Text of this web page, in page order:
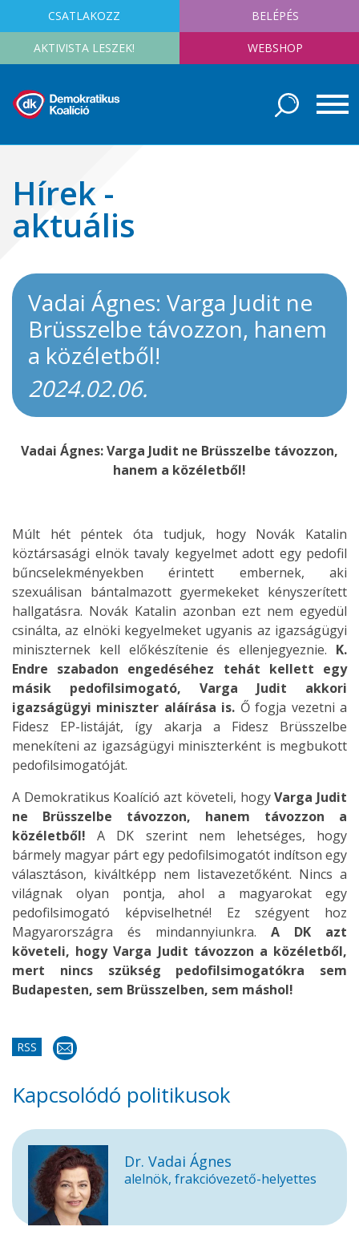
CSATLAKOZZ BELÉPÉS
AKTIVISTA LESZEK! WEBSHOP
Hírek -
aktuális
Vadai Ágnes: Varga Judit ne
Brüsszelbe távozzon, hanem
a közéletből!
2024.02.06.
Vadai Ágnes: Varga Judit ne Brüsszelbe távozzon,
hanem a közéletből!
Múlt hét péntek óta tudjuk, hogy Novák Katalin
köztársasági elnök tavaly kegyelmet adott egy pedofil
bűncselekményekben érintett embernek, aki
szexuálisan bántalmazott gyermekeket kényszerített
hallgatásra. Novák Katalin azonban ezt nem egyedül
csinálta, az elnöki kegyelmeket ugyanis az igazságügyi
miniszternek kell előkészítenie és ellenjegyeznie. K.
Endre szabadon engedéséhez tehát kellett egy
másik pedofilsimogató, Varga Judit akkori
igazságügyi miniszter aláírása is. Ő fogja vezetni a
Fidesz EP-listáját, így akarja a Fidesz Brüsszelbe
menekíteni az igazságügyi miniszterként is megbukott
pedofilsimogatóját.
A Demokratikus Koalíció azt követeli, hogyVarga Judit
ne Brüsszelbe távozzon, hanem távozzon a
közéletből! A DK szerint nem lehetséges, hogy
bármely magyar párt egy pedofilsimogatót indítson egy
választáson, kiváltképp nem listavezetőként. Nincs a
világnak olyan pontja, ahol a magyarokat egy
pedofilsimogató képviselhetné! Ez szégyent hoz
Magyarországra és mindannyiunkra. A DK azt
követeli, hogy Varga Judit távozzon a közéletből,
mert nincs szükség pedofilsimogatókra sem
Budapesten, sem Brüsszelben, sem máshol!
RSS
Kapcsolódó politikusok
Dr. Vadai Ágnes
alelnök, frakcióvezető-helyettes